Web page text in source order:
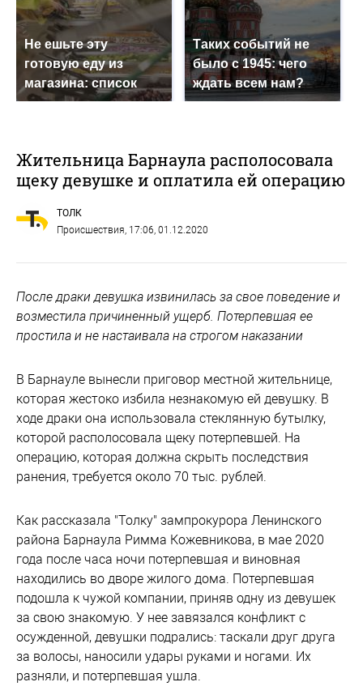
Не ешьте эту
готовую еду из
магазина: список
Таких событий не
было с 1945: чего
ждать всем нам?
Жительница Барнаула располосовала
щеку девушке и оплатила ей операцию
ТОЛК
Происшествия, 17:06, 01.12.2020
После драки девушка извинилась за свое поведение и
возместила причиненный ущерб. Потерпевшая ее
простила и не настаивала на строгом наказании
В Барнауле вынесли приговор местной жительнице,
которая жестоко избила незнакомую ей девушку. В
ходе драки она использовала стеклянную бутылку,
которой располосовала щеку потерпевшей. На
операцию, которая должна скрыть последствия
ранения, требуется около 70 тыс. рублей.
Как рассказала "Толку" зампрокурора Ленинского
района Барнаула Римма Кожевникова, в мае 2020
года после часа ночи потерпевшая и виновная
находились во дворе жилого дома. Потерпевшая
подошла к чужой компании, приняв одну из девушек
за свою знакомую. У нее завязался конфликт с
осужденной, девушки подрались: таскали друг друга
за волосы, наносили удары руками и ногами. Их
разняли, и потерпевшая ушла.